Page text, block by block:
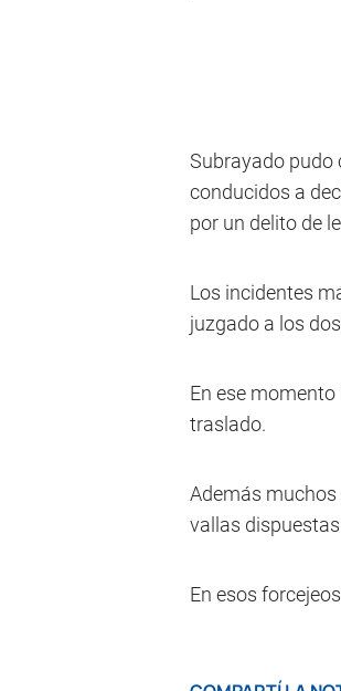
Subrayado pudo
conducidos a
por un delito de
Los incidentes
juzgado a los
En ese
traslado.
Además
vallas
En esos